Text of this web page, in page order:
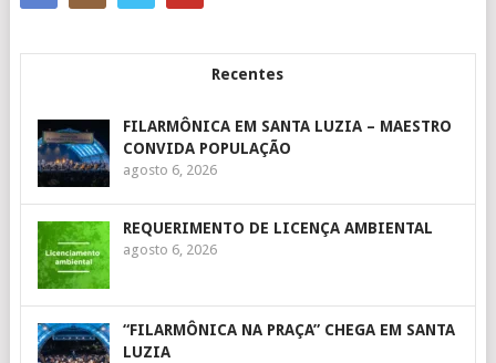
Recentes
FILARMÔNICA EM SANTA LUZIA – MAESTRO
CONVIDA POPULAÇÃO
agosto 6, 2026
REQUERIMENTO DE LICENÇA AMBIENTAL
agosto 6, 2026
“FILARMÔNICA NA PRAÇA” CHEGA EM SANTA
LUZIA